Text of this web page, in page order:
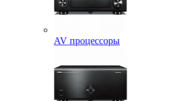
AV процессоры